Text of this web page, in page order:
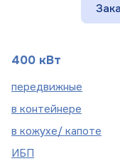
400 кВт
передвижные
в контейнере
в кожухе/ капоте
ИБП